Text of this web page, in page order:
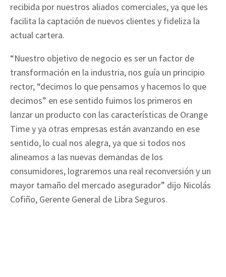
recibida por nuestros aliados comerciales, ya que les
facilita la captación de nuevos clientes y fideliza la
actual cartera.
“Nuestro objetivo de negocio es ser un factor de
transformación en la industria, nos guía un principio
rector, “decimos lo que pensamos y hacemos lo que
decimos” en ese sentido fuimos los primeros en
lanzar un producto con las características de Orange
Time y ya otras empresas están avanzando en ese
sentido, lo cual nos alegra, ya que si todos nos
alineamos a las nuevas demandas de los
consumidores, lograremos una real reconversión y un
mayor tamaño del mercado asegurador” dijo Nicolás
Cofiño, Gerente General de Libra Seguros.